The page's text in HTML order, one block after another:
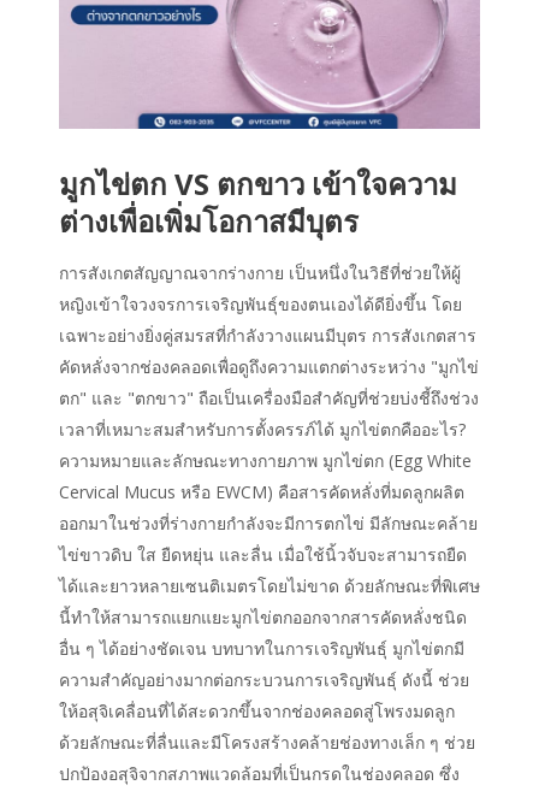
มูกไข่ตก VS ตกขาว เข้าใจความ
ต่างเพื่อเพิ่มโอกาสมีบุตร
การสังเกตสัญญาณจากร่างกาย เป็นหนึ่งในวิธีที่ช่วยให้ผู้
หญิงเข้าใจวงจรการเจริญพันธุ์ของตนเองได้ดียิ่งขึ้น โดย
เฉพาะอย่างยิ่งคู่สมรสที่กำลังวางแผนมีบุตร การสังเกตสาร
คัดหลั่งจากช่องคลอดเพื่อดูถึงความแตกต่างระหว่าง "มูกไข่
ตก" และ "ตกขาว" ถือเป็นเครื่องมือสำคัญที่ช่วยบ่งชี้ถึงช่วง
เวลาที่เหมาะสมสำหรับการตั้งครรภ์ได้ มูกไข่ตกคืออะไร?
ความหมายและลักษณะทางกายภาพ มูกไข่ตก (Egg White
Cervical Mucus หรือ EWCM) คือสารคัดหลั่งที่มดลูกผลิต
ออกมาในช่วงที่ร่างกายกำลังจะมีการตกไข่ มีลักษณะคล้าย
ไข่ขาวดิบ ใส ยืดหยุ่น และลื่น เมื่อใช้นิ้วจับจะสามารถยืด
ได้และยาวหลายเซนติเมตรโดยไม่ขาด ด้วยลักษณะที่พิเศษ
นี้ทำให้สามารถแยกแยะมูกไข่ตกออกจากสารคัดหลั่งชนิด
อื่น ๆ ได้อย่างชัดเจน บทบาทในการเจริญพันธุ์ มูกไข่ตกมี
ความสำคัญอย่างมากต่อกระบวนการเจริญพันธุ์ ดังนี้ ช่วย
ให้อสุจิเคลื่อนที่ได้สะดวกขึ้นจากช่องคลอดสู่โพรงมดลูก
ด้วยลักษณะที่ลื่นและมีโครงสร้างคล้ายช่องทางเล็ก ๆ ช่วย
ปกป้องอสุจิจากสภาพแวดล้อมที่เป็นกรดในช่องคลอด ซึ่ง